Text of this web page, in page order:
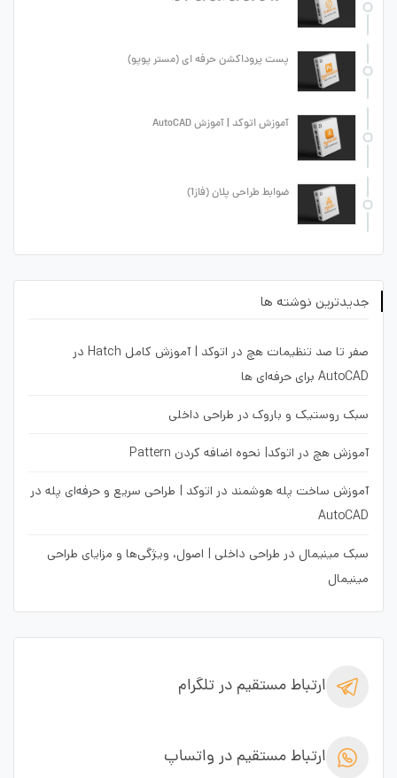
پست پروداکشن حرفه ای (مستر پوپو)
آموزش اتوکد | آموزش AutoCAD
ضوابط طراحی پلان (فاز1)
جدیدترین نوشته ها
صفر تا صد تنظیمات هچ در اتوکد | آموزش کامل Hatch در
AutoCAD برای حرفه‌ای ها
سبک روستیک و باروک در طراحی داخلی
آموزش هچ در اتوکد| نحوه اضافه کردن Pattern
آموزش ساخت پله هوشمند در اتوکد | طراحی سریع و حرفه‌ای پله در
AutoCAD
سبک مینیمال در طراحی داخلی | اصول، ویژگی‌ها و مزایای طراحی
مینیمال
ارتباط مستقیم در تلگرام
ارتباط مستقیم در واتساپ